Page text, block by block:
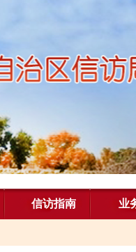
信访指南 业